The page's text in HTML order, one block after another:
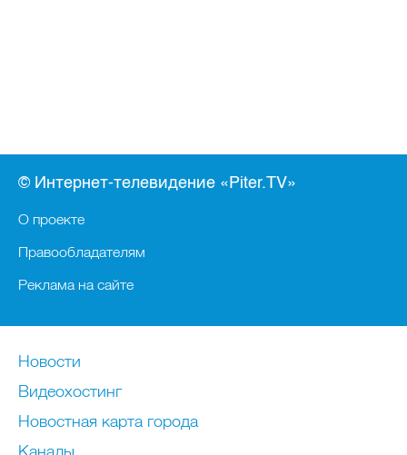
© Интернет-телевидение «Piter.TV»
О проекте
Правообладателям
Реклама на сайте
Новости
Видеохостинг
Новостная карта города